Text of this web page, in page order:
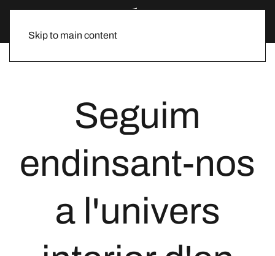
Skip to main content
Seguim
endinsant-nos
a l'univers